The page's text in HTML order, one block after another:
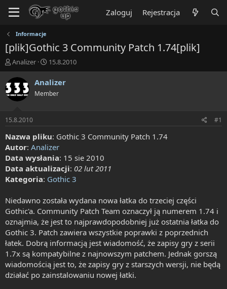
Zaloguj Rejestracja
Informacje
[plik]Gothic 3 Community Patch 1.74[plik]
T
h
r
e
a
s
t
a
t
e
r
Analizer
R
o
z
p
o
ę
t
15.8.2010
Analizer
Member
15.8.2010 #1
Nazwa pliku: Gothic 3 Community Patch 1.74
Autor: Analizer
Data wysłania: 15 sie 2010
Data aktualizacji: 02 lut 2011
Kategoria: Gothic 3
Niedawno została wydana nowa łatka do trzeciej części
Gothic'a. Community Patch Team oznaczył ją numerem 1.74 i
oznajmia, że jest to najprawdopodobniej już ostatnia łatka do
Gothic 3. Patch zawiera wszystkie poprawki z poprzednich
łatek. Dobrą informacją jest wiadomość, że zapisy gry z serii
1.7x są kompatybilne z najnowszym patchem. Jednak gorszą
wiadomością jest to, że zapisy gry z starszych wersji, nie będą
działać po zainstalowaniu nowej łatki.